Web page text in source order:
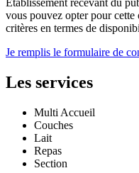
vous pouvez opter pour cette
critères en termes de
Je remplis le formulaire de
Les services
Multi Accueil
Couches
Lait
Repas
Section